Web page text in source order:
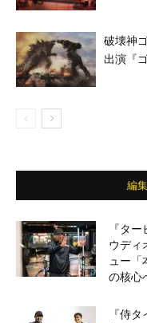
破壊神
出演『
編
『タ
ウディ
ュー「
の核心
『侍